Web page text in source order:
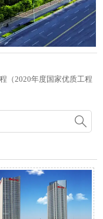
（2020年度国家优质工程
